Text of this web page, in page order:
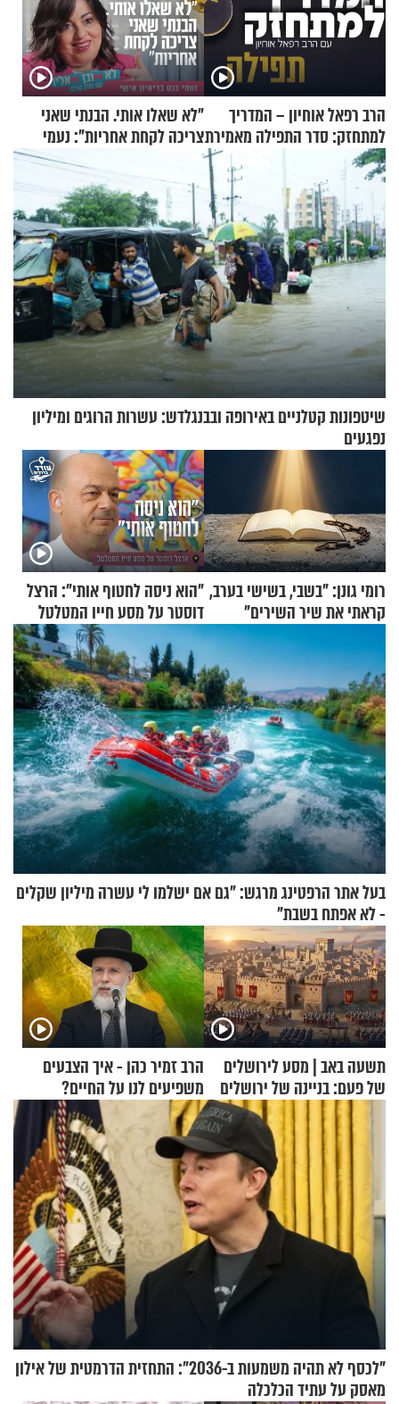
הרב רפאל אוחיון – המדריך
למתחזק: סדר התפילה מאמירת
הקורבנות ועד קריאת שמע
"לא שאלו אותי. הבנתי שאני
צריכה לקחת אחריות": נעמי
בנט בריאיון אישי
שיטפונות קטלניים באירופה ובבנגלדש: עשרות הרוגים ומיליון
נפגעים
רומי גונן: "בשבי, בשישי בערב,
קראתי את שיר השירים"
"הוא ניסה לחטוף אותי": הרצל
דוסטר על מסע חייו המטלטל
בעל אתר הרפטינג מרגש: "גם אם ישלמו לי עשרה מיליון שקלים
- לא אפתח בשבת"
תשעה באב | מסע לירושלים
של פעם: בניינה של ירושלים
הרב זמיר כהן - איך הצבעים
משפיעים לנו על החיים?
"לכסף לא תהיה משמעות ב-2036": התחזית הדרמטית של אילון
מאסק על עתיד הכלכלה